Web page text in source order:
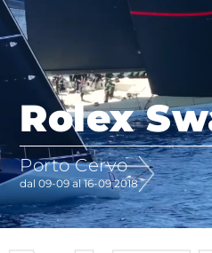
Rolex
Porto Cervo
dal 09-09 al 16-09 2018